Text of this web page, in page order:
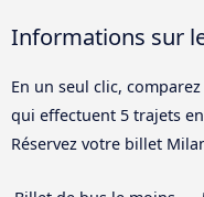
Informations sur
En un seul clic,
qui effectuent 5 trajets
Réservez votre billet